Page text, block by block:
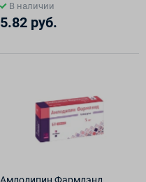
В наличии
5.82 руб.